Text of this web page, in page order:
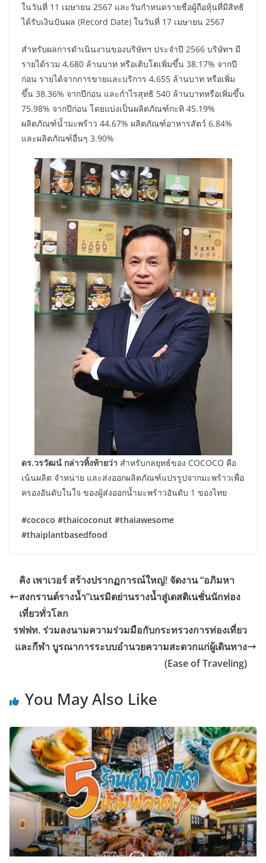
ในวันที่ 11 เมษายน 2567 และวันกำหนดรายชื่อผู้ถือหุ้นที่มีสิทธิ
ได้รับเงินปันผล (Record Date) ในวันที่ 17 เมษายน 2567
สำหรับผลการดำเนินงานของบริษัทฯ ประจำปี 2566 บริษัทฯ มี
รายได้รวม 4,680 ล้านบาท หรือเติบโตเพิ่มขึ้น 38.17% จากปี
ก่อน รายได้จากการขายและบริการ 4,655 ล้านบาท หรือเพิ่ม
ขึ้น 38.36% จากปีก่อน และกำไรสุทธิ 540 ล้านบาทหรือเพิ่มขึ้น
75.98% จากปีก่อน โดยแบ่งเป็นผลิตภัณฑ์กะทิ 45.19%
ผลิตภัณฑ์น้ำมะพร้าว 44.67% ผลิตภัณฑ์อาหารสัตว์ 6.84%
และผลิตภัณฑ์อื่นๆ 3.90%
ดร.วรวัฒน์ กล่าวทิ้งท้ายว่า สำหรับกลยุทธ์ของ COCOCO คือ
เน้นผลิต จำหน่าย และส่งออกผลิตภัณฑ์แปรรูปจากมะพร้าวเพื่อ
ครองอันดับในใจ ของผู้ส่งออกน้ำมะพร้าวอันดับ 1 ของไทย
#cococo #thaicoconut #thaiawesome
#thaiplantbasedfood
คิง เพาเวอร์ สร้างปรากฏการณ์ใหญ่! จัดงาน “อภิมหา
สงกรานต์รางน้ำ”เนรมิตย่านรางน้ำสู่เดสติเนชั่นนักท่อง
เที่ยวทั่วโลก
รฟฟท. ร่วมลงนามความร่วมมือกับกระทรวงการท่องเที่ยว
และกีฬา บูรณาการระบบอำนวยความสะดวกแก่ผู้เดินทาง
(Ease of Traveling)
You May Also Like